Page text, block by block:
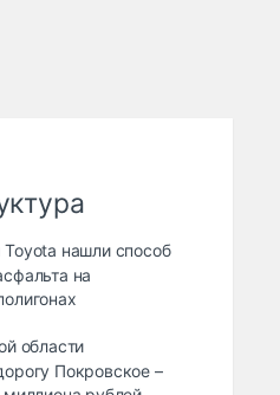
нашли способ
на
области
Покровское –